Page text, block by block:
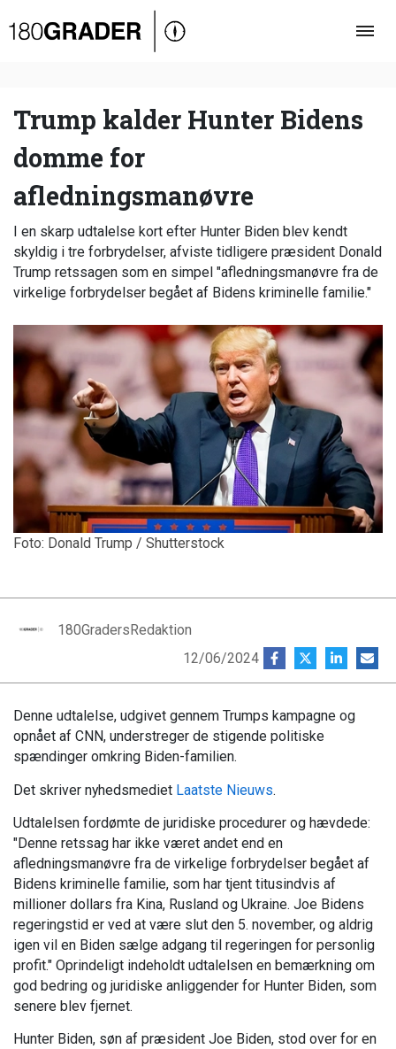
Oversigt
Debat
Video
Podcast
Trump kalder Hunter Bidens
domme for
afledningsmanøvre
I en skarp udtalelse kort efter Hunter Biden blev kendt
skyldig i tre forbrydelser, afviste tidligere præsident Donald
Trump retssagen som en simpel "afledningsmanøvre fra de
virkelige forbrydelser begået af Bidens kriminelle familie."
Foto: Donald Trump / Shutterstock
180GradersRedaktion
12/06/2024
Denne udtalelse, udgivet gennem Trumps kampagne og
opnået af CNN, understreger de stigende politiske
spændinger omkring Biden-familien.
Det skriver nyhedsmediet Laatste Nieuws.
Udtalelsen fordømte de juridiske procedurer og hævdede:
"Denne retssag har ikke været andet end en
afledningsmanøvre fra de virkelige forbrydelser begået af
Bidens kriminelle familie, som har tjent titusindvis af
millioner dollars fra Kina, Rusland og Ukraine. Joe Bidens
regeringstid er ved at være slut den 5. november, og aldrig
igen vil en Biden sælge adgang til regeringen for personlig
profit." Oprindeligt indeholdt udtalelsen en bemærkning om
god bedring og juridiske anliggender for Hunter Biden, som
senere blev fjernet.
Hunter Biden, søn af præsident Joe Biden, stod over for en